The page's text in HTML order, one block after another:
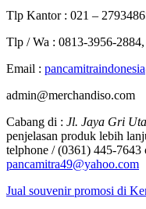
Tlp Kantor : 021 –
Tlp / Wa : 0813-3956-
Email :
admin@merchandiso.com
Cabang di : Jl. Jaya Gri
penjelasan produk lebih
telphone / (0361) 445-
pancamitra49@yahoo.com
Jual souvenir promosi di